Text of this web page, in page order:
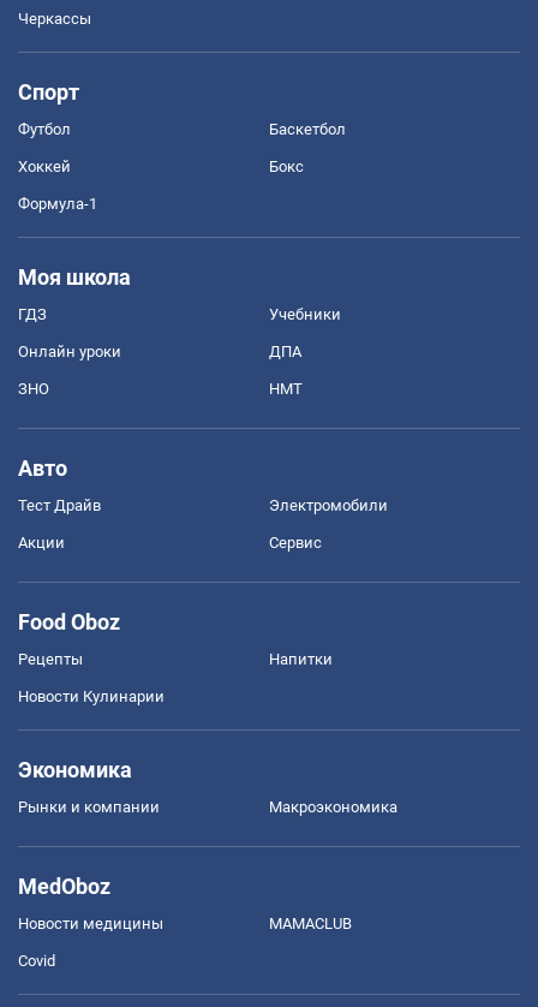
Черкассы
Спорт
Футбол Баскетбол
Хоккей Бокс
Формула-1
Моя школа
ГДЗ Учебники
Онлайн уроки ДПА
ЗНО НМТ
Авто
Тест Драйв Электромобили
Акции Сервис
Food Oboz
Рецепты Напитки
Новости Кулинарии
Экономика
Рынки и компании Mакроэкономика
MedOboz
Новости медицины MAMACLUB
Covid